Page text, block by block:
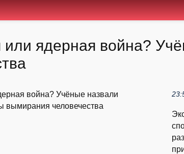
ядерная война?